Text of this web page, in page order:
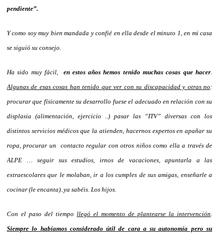
pendiente”.
Y como soy muy bien mandada y confié en ella desde el minuto 1, en mi casa
se siguió su consejo.
Ha sido muy fácil, en estos años hemos tenido muchas cosas que hacer
Algunas de esas cosas han tenido que ver con su discapacidad y otras no :
procurar que físicamente su desarrollo fuese el adecuado en relación con su
displasia (alimentación, ejercicio ..) pasar las “ITV” diversas con los
distintos servicios médicos que la atienden, hacernos expertos en apañar su
ropa, procurar un contacto regular con otros niños como ella a través de
ALPE … seguir sus estudios, irnos de vacaciones, apuntarla a las
extraescolares que le molaban, ir a los cumples de sus amigas, enseñarle a
cocinar (le encanta)..ya sabéis. Los hijos.
Con el paso del tiempo llegó el momento de plantearse la intervención
Siempre lo habíamos considerado útil de cara a su autonomía pero su